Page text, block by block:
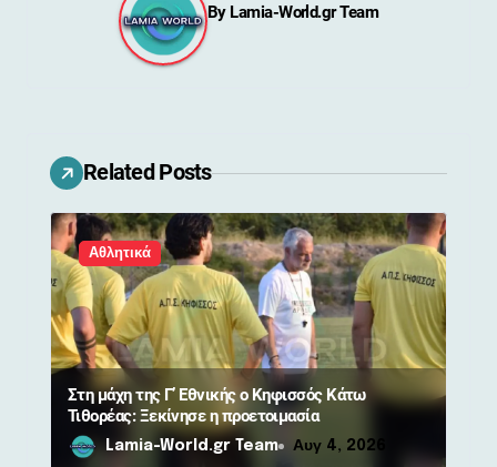
ρ
θ
ρ
ω
ν
By Lamia-World.gr Team
Related Posts
Αθλητικά
Στη μάχη της Γ’ Εθνικής ο Κηφισσός Κάτω
Τιθορέας: Ξεκίνησε η προετοιμασία
Lamia-World.gr Team Αυγ 4, 2026